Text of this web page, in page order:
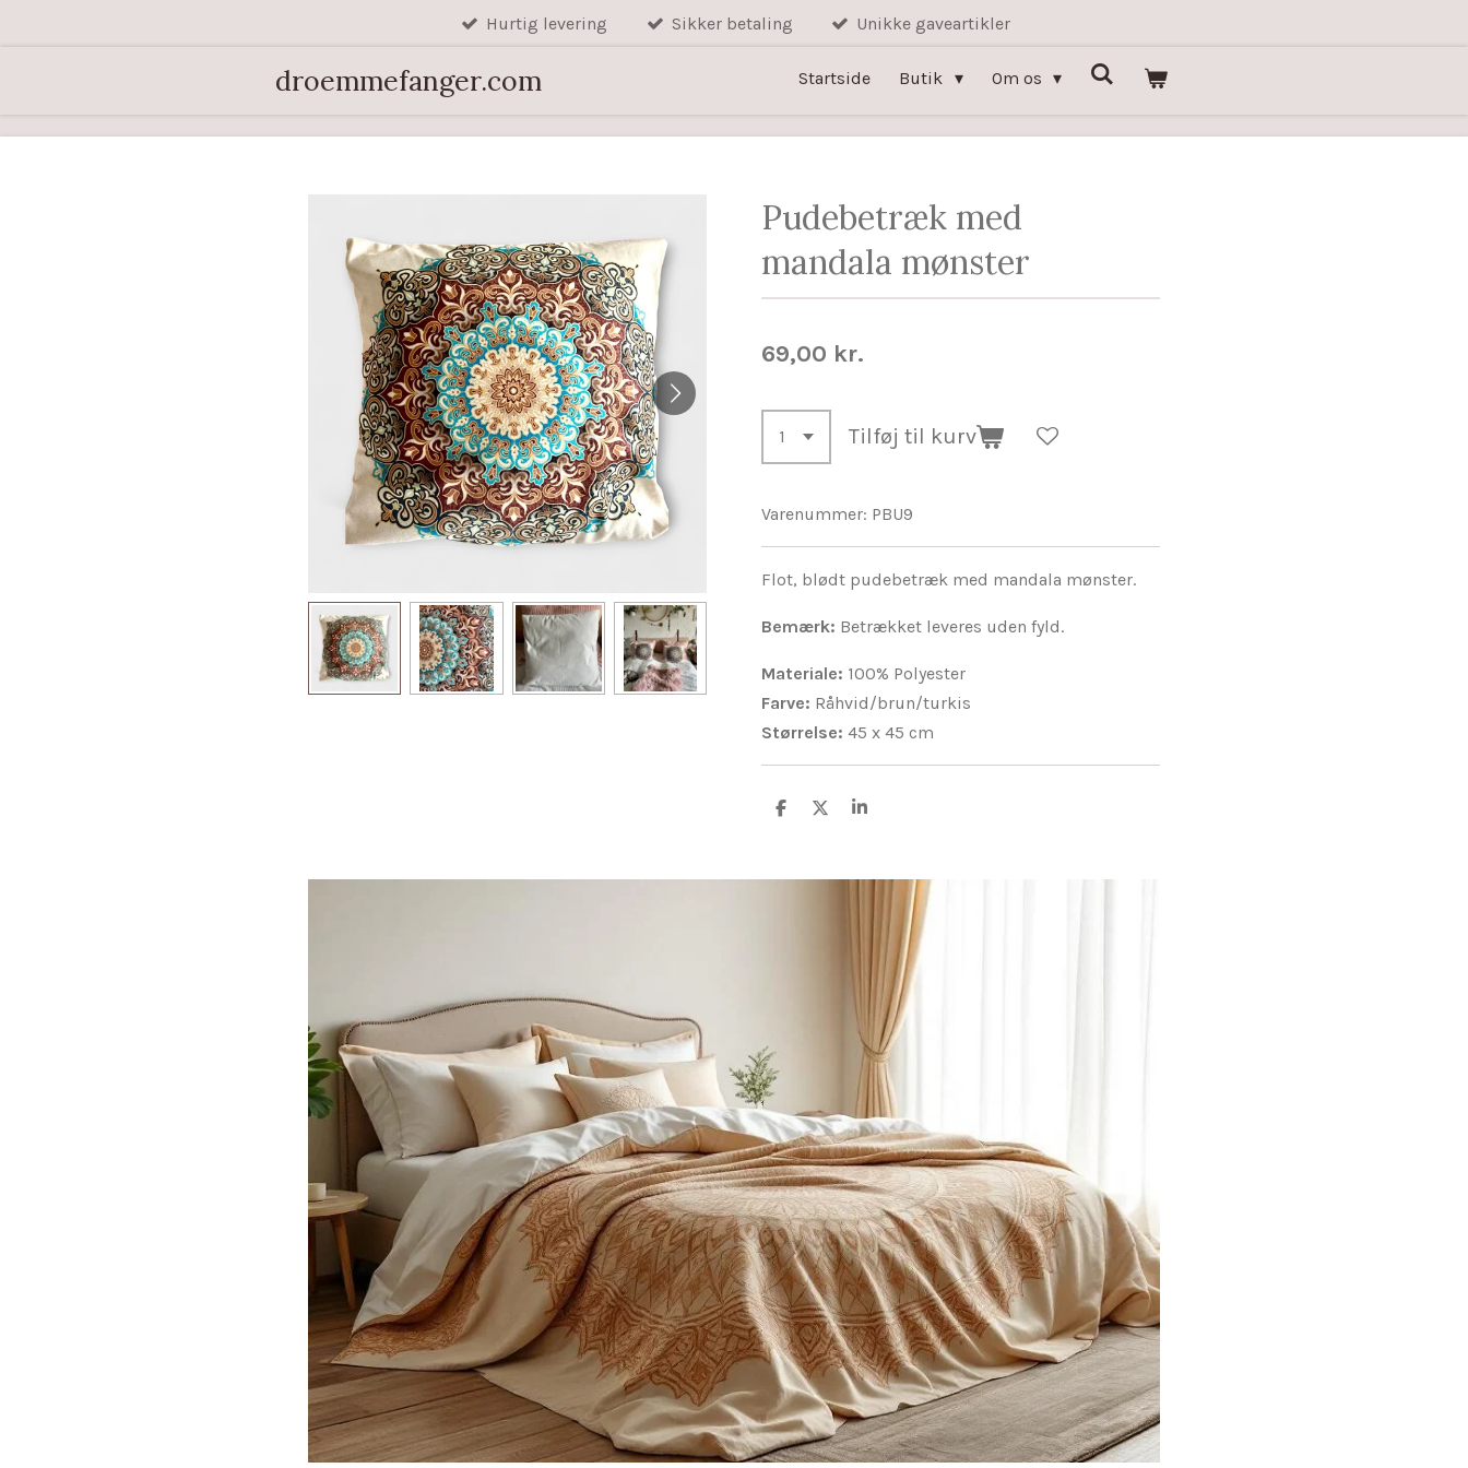
Hurtig levering Sikker betaling Unikke gaveartikler
droemmefanger.com Startside Butik Om os
Pudebetræk med
mandala mønster
69,00 kr.
Tilføj til kurv
Varenummer: PBU9
Flot, blødt pudebetræk med mandala mønster.
Bemærk: Betrækket leveres uden fyld.
Materiale: 100% Polyester
Farve: Råhvid/brun/turkis
Størrelse: 45 x 45 cm
D
D
D